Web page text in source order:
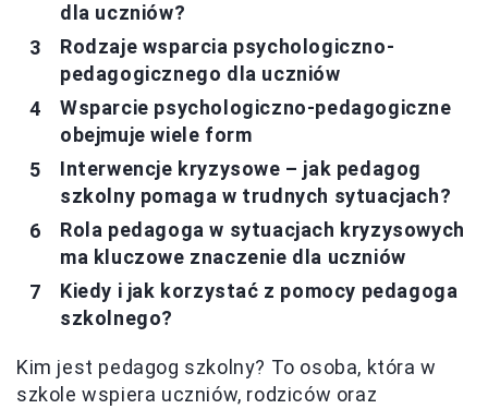
dla uczniów?
Rodzaje wsparcia psychologiczno-
pedagogicznego dla uczniów
Wsparcie psychologiczno-pedagogiczne
obejmuje wiele form
Interwencje kryzysowe – jak pedagog
szkolny pomaga w trudnych sytuacjach?
Rola pedagoga w sytuacjach kryzysowych
ma kluczowe znaczenie dla uczniów
Kiedy i jak korzystać z pomocy pedagoga
szkolnego?
Kim jest pedagog szkolny? To osoba, która w
szkole wspiera uczniów, rodziców oraz